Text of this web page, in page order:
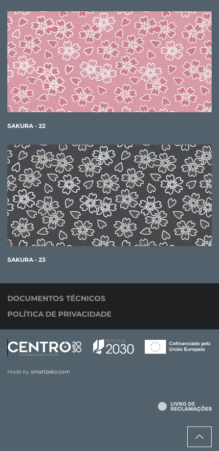
SAKURA - 22
SAKURA - 23
DOCUMENTOS TÉCNICOS
POLÍTICA DE PRIVACIDADE
Made by smartzeko.com